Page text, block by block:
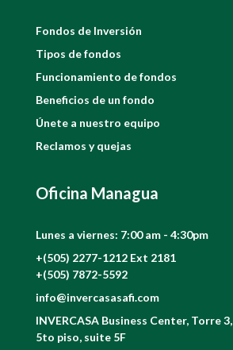
Fondos de Inversión
Tipos de fondos
Funcionamiento de fondos
Beneficios de un fondo
Únete a nuestro equipo
Reclamos y quejas
Oficina Managua
Lunes a viernes: 7:00 am - 4:30pm
+(505) 2277-1212 Ext 2181
+(505) 7872-5592
info@invercasasafi.com
INVERCASA Business Center, Torre 3,
5to piso, suite 5F